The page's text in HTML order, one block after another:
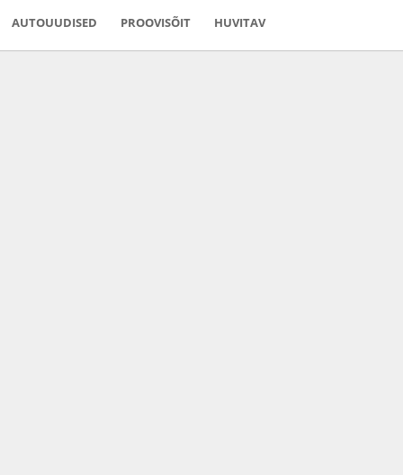
AUTOUUDISED PROOVISÕIT HUVITAV